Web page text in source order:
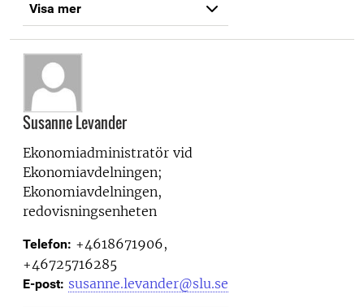
Visa mer
Susanne Levander
Ekonomiadministratör vid
Ekonomiavdelningen;
Ekonomiavdelningen,
redovisningsenheten
Telefon: +4618671906,
+46725716285
E-post: susanne.levander@slu.se